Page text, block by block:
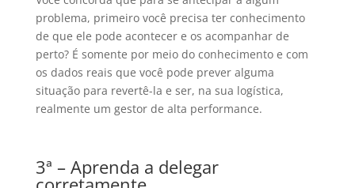
problema, primeiro você precisa ter conhecimento
de que ele pode acontecer e os acompanhar de
perto? É somente por meio do conhecimento e com
os dados reais que você pode prever alguma
situação para revertê-la e ser, na sua logística,
realmente um gestor de alta performance.
3ª – Aprenda a delegar